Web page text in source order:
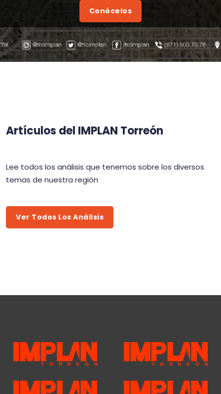
Conócelos
Artículos del IMPLAN Torreón
Lee todos los análisis que tenemos sobre los diversos
temas de nuestra región
Ver Todos Los Análisis